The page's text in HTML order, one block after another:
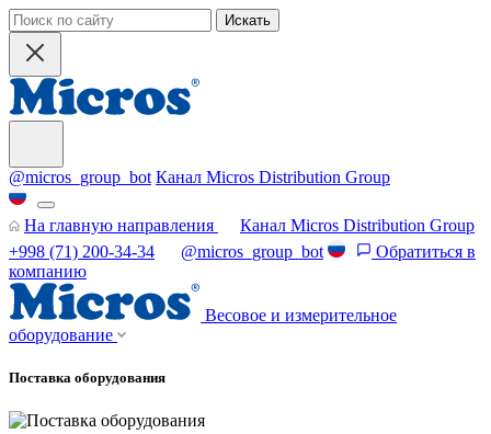
Искать
@micros_group_bot Канал Micros Distribution Group
На главную направления
Канал Micros Distribution Group
+998 (71) 200-34-34
@micros_group_bot
Обратиться в
компанию
Весовое и измерительное
оборудование
Поставка оборудования